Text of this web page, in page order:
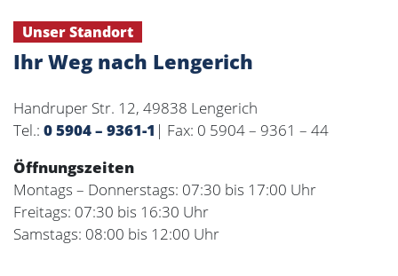
Unser Standort
Ihr Weg nach Lengerich
Handruper Str. 12, 49838 Lengerich
Tel.: 0 5904 – 9361-1 | Fax: 0 5904 – 9361 – 44
Öffnungszeiten
Montags – Donnerstags: 07:30 bis 17:00 Uhr
Freitags: 07:30 bis 16:30 Uhr
Samstags: 08:00 bis 12:00 Uhr